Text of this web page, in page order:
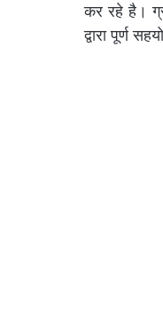
कर रहे है।
द्वारा पूर्ण